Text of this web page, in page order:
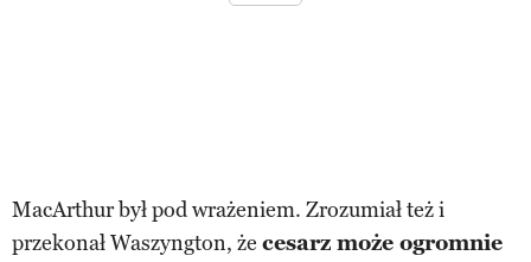
MacArthur był pod wrażeniem. Zrozumiał też i
przekonał Waszyngton, że cesarz może ogromnie